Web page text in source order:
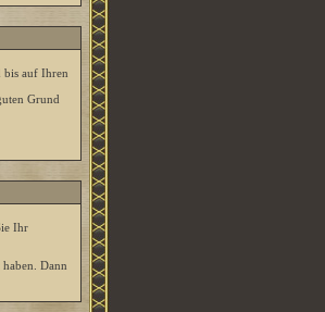
bis auf Ihren
Grund
Ihr
Dann